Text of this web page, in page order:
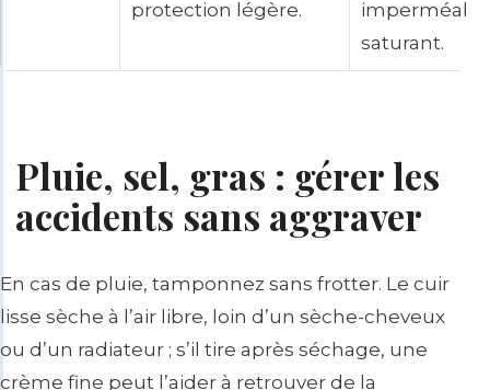
protection légère.
saturant.
Pluie, sel, gras : gérer les
accidents sans aggraver
En cas de pluie, tamponnez sans frotter. Le cuir
lisse sèche à l’air libre, loin d’un sèche-cheveux
ou d’un radiateur ; s’il tire après séchage, une
crème fine peut l’aider à retrouver de la